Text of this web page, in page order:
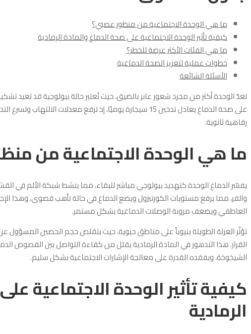
ما هي الوحدة الاجتماعية من منظور عصبي؟
كيفية تأثير الوحدة الاجتماعية على صحة الدماغ والمادة الرمادية
ما هي الفئات الأكثر عرضة للخطر؟
خطوات عملية لتعزيز الصحة الدماغية
الأسئلة الشائعة
تعدّ الوحدة أكثر من مجرد شعور عابر بالضيق، حيث تُعتبر حالة بيولوجية قد تعيد تشكيل
على صحة الدماغ يعادل تدخين 15 سيجارة يوميًا، إذ ترفع معدلات
رفاهية ثانوية.
ما هي الوحدة الاجتماعية من
يفسّر الدماغ الوحدة كتهديد بيولوجي مباشر للبقاء، مما ينشط شبكة الألم في
والفر، مما يرفع مستويات الكورتيزول ويضع الدماغ في حالة تأهب قصوى، وهذا
العاطفي ويضعف مرونة الوصلات الدماغية بشكل مستمر.
تؤثّر العزلة الطويلة بنيوياً على مناطق حيوية، حيث يتقلص حجم الحصين المسؤول
القرار. هذا التدهور في المادة الرمادية يقلل من كفاءة التواصل بين الفصوص
الشيخوخة، ويفقده القدرة على معالجة الإشارات الاجتماعية بشكل سليم.
كيفية تأثير الوحدة الاجتماعية
الرمادية